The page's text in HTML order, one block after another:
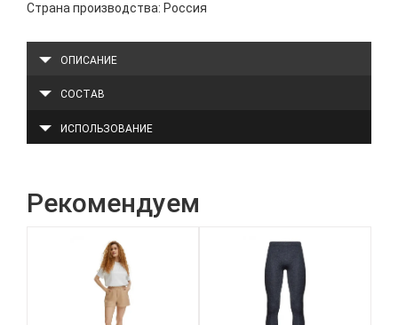
Страна производства: Россия
ОПИСАНИЕ
СОСТАВ
ИСПОЛЬЗОВАНИЕ
Рекомендуем